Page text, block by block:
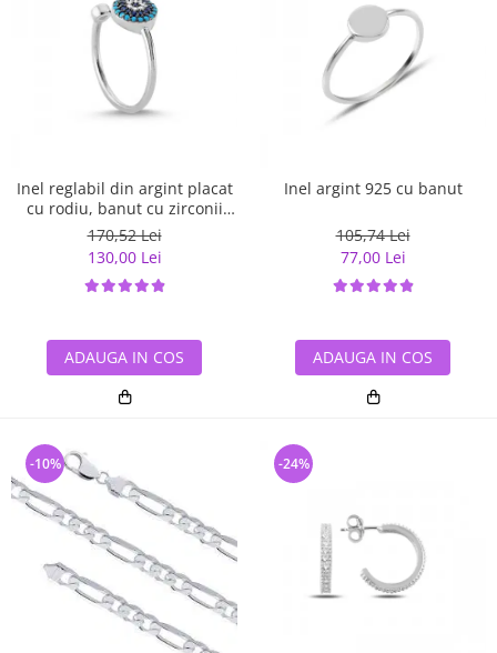
Inel reglabil din argint placat
cu rodiu, banut cu zirconii
albe si albastre
170,52 Lei
130,00 Lei
ADAUGA IN COS
Inel argint 925 cu banut
105,74 Lei
77,00 Lei
ADAUGA IN COS
-10% -24%